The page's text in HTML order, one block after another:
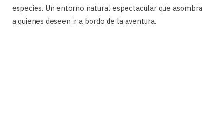
especies. Un entorno natural espectacular que asombra
a quienes deseen ir a bordo de la aventura.